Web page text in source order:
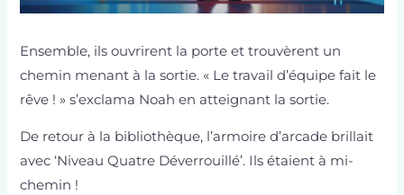
Ensemble, ils ouvrirent la porte et trouvèrent un
chemin menant à la sortie. « Le travail d’équipe fait le
rêve ! » s’exclama Noah en atteignant la sortie.
De retour à la bibliothèque, l’armoire d’arcade brillait
avec ‘Niveau Quatre Déverrouillé’. Ils étaient à mi-
chemin !